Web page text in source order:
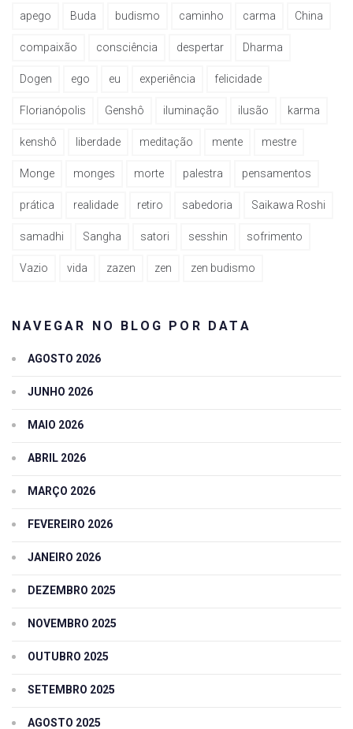
apego Buda budismo caminho carma China
compaixão consciência despertar Dharma
Dogen ego eu experiência felicidade
Florianópolis Genshô iluminação ilusão karma
kenshô liberdade meditação mente mestre
Monge monges morte palestra pensamentos
prática realidade retiro sabedoria Saikawa Roshi
samadhi Sangha satori sesshin sofrimento
Vazio vida zazen zen zen budismo
NAVEGAR NO BLOG POR DATA
AGOSTO 2026
JUNHO 2026
MAIO 2026
ABRIL 2026
MARÇO 2026
FEVEREIRO 2026
JANEIRO 2026
DEZEMBRO 2025
NOVEMBRO 2025
OUTUBRO 2025
SETEMBRO 2025
AGOSTO 2025